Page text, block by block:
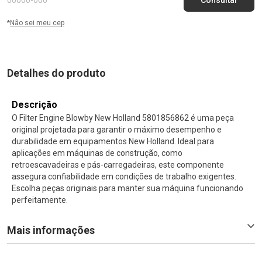
*Não sei meu cep
Detalhes do produto
Descrição
O Filter Engine Blowby New Holland 5801856862 é uma peça
original projetada para garantir o máximo desempenho e
durabilidade em equipamentos New Holland. Ideal para
aplicações em máquinas de construção, como
retroescavadeiras e pás-carregadeiras, este componente
assegura confiabilidade em condições de trabalho exigentes.
Escolha peças originais para manter sua máquina funcionando
perfeitamente.
Mais informações